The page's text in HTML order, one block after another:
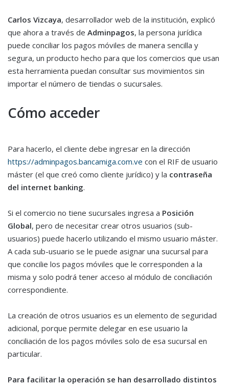
Carlos Vizcaya, desarrollador web de la institución, explicó
que ahora a través de Adminpagos, la persona jurídica
puede conciliar los pagos móviles de manera sencilla y
segura, un producto hecho para que los comercios que usan
esta herramienta puedan consultar sus movimientos sin
importar el número de tiendas o sucursales.
Cómo acceder
Para hacerlo, el cliente debe ingresar en la dirección
https://adminpagos.bancamiga.com.ve con el RIF de usuario
máster (el que creó como cliente jurídico) y la contraseña
del internet banking.
Si el comercio no tiene sucursales ingresa a Posición
Global, pero de necesitar crear otros usuarios (sub-
usuarios) puede hacerlo utilizando el mismo usuario máster.
A cada sub-usuario se le puede asignar una sucursal para
que concilie los pagos móviles que le corresponden a la
misma y solo podrá tener acceso al módulo de conciliación
correspondiente.
La creación de otros usuarios es un elemento de seguridad
adicional, porque permite delegar en ese usuario la
conciliación de los pagos móviles solo de esa sucursal en
particular.
Para facilitar la operación se han desarrollado distintos